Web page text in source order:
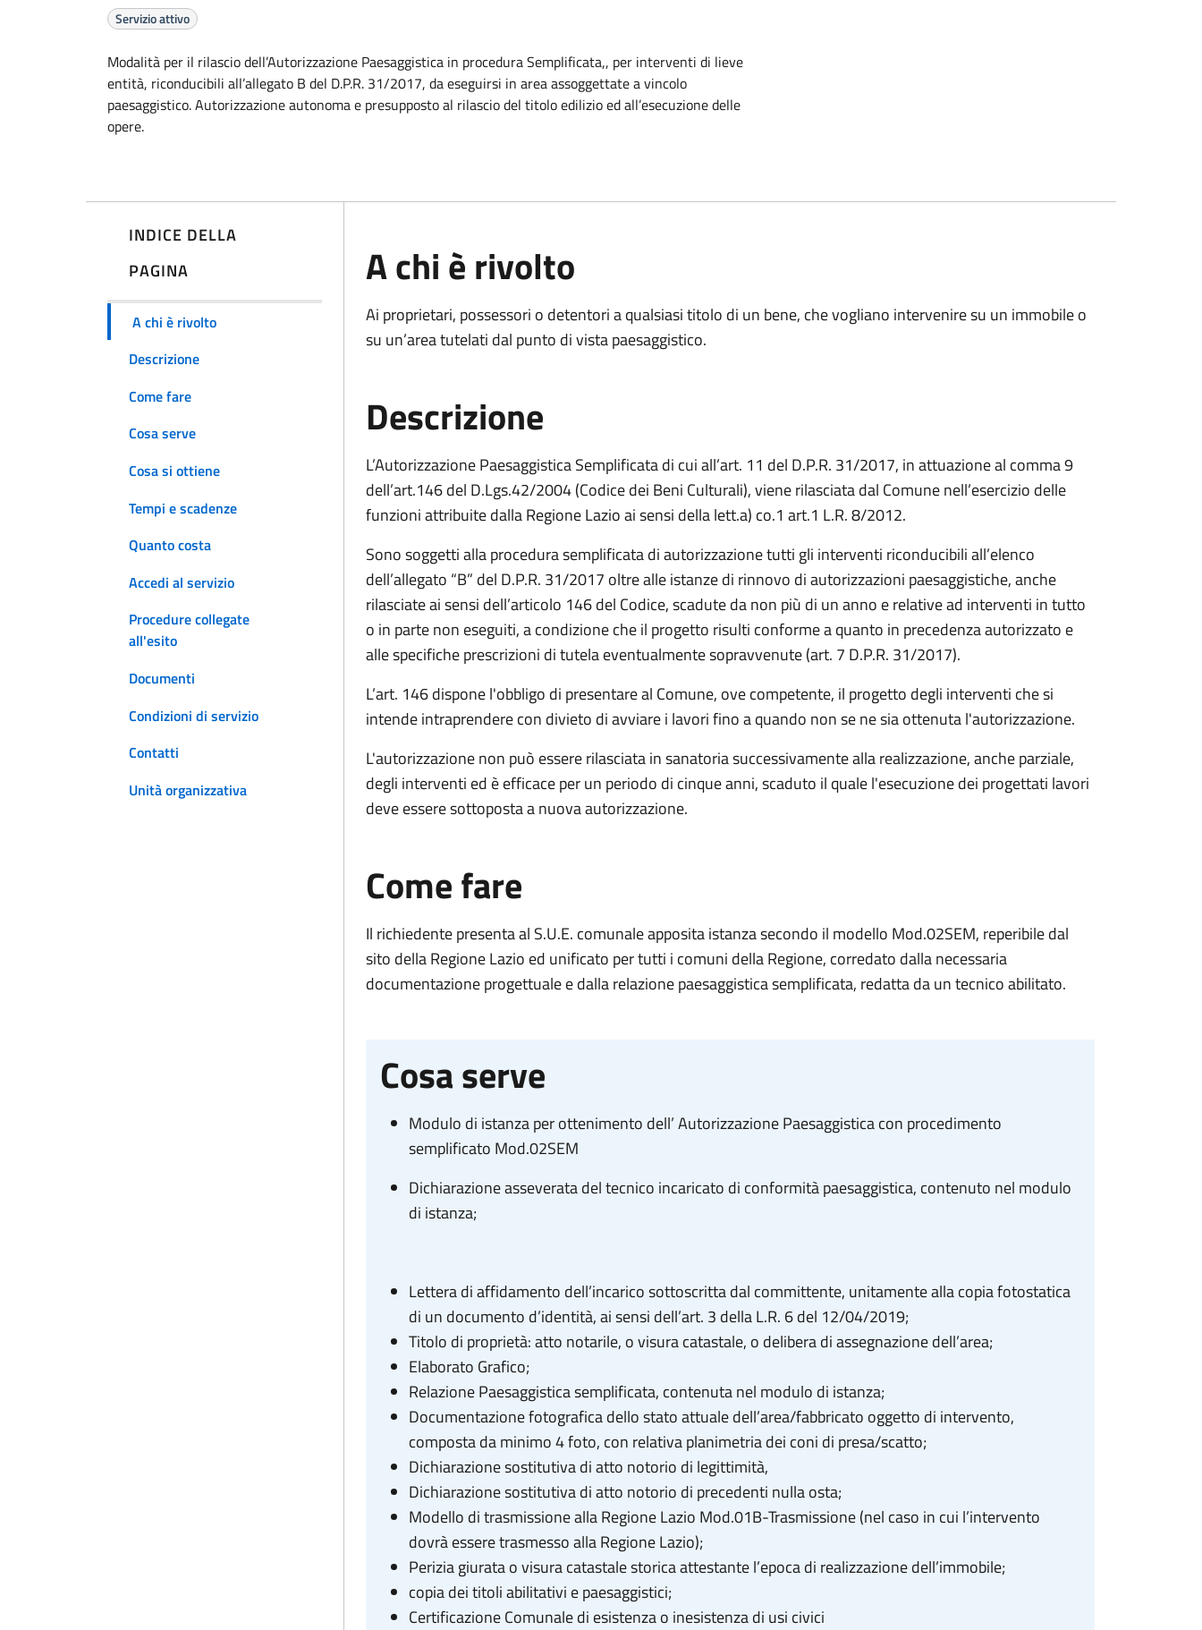
Servizio attivo
Modalità per il rilascio dell’Autorizzazione Paesaggistica in procedura Semplificata,, per interventi di lieve
entità, riconducibili all’allegato B del D.P.R. 31/2017, da eseguirsi in area assoggettate a vincolo
paesaggistico. Autorizzazione autonoma e presupposto al rilascio del titolo edilizio ed all’esecuzione delle
opere.
INDICE DELLA
PAGINA
A chi è rivolto
Descrizione
Come fare
Cosa serve
Cosa si ottiene
Tempi e scadenze
Quanto costa
Accedi al servizio
Procedure collegate
all'esito
Documenti
Condizioni di servizio
Contatti
Unità organizzativa
A chi è rivolto
Ai proprietari, possessori o detentori a qualsiasi titolo di un bene, che vogliano intervenire su un immobile o
su un’area tutelati dal punto di vista paesaggistico.
Descrizione
L’Autorizzazione Paesaggistica Semplificata di cui all’art. 11 del D.P.R. 31/2017, in attuazione al comma 9
dell’art.146 del D.Lgs.42/2004 (Codice dei Beni Culturali), viene rilasciata dal Comune nell’esercizio delle
funzioni attribuite dalla Regione Lazio ai sensi della lett.a) co.1 art.1 L.R. 8/2012.
Sono soggetti alla procedura semplificata di autorizzazione tutti gli interventi riconducibili all’elenco
dell’allegato “B” del D.P.R. 31/2017 oltre alle istanze di rinnovo di autorizzazioni paesaggistiche, anche
rilasciate ai sensi dell’articolo 146 del Codice, scadute da non più di un anno e relative ad interventi in tutto
o in parte non eseguiti, a condizione che il progetto risulti conforme a quanto in precedenza autorizzato e
alle specifiche prescrizioni di tutela eventualmente sopravvenute (art. 7 D.P.R. 31/2017).
L’art. 146 dispone l'obbligo di presentare al Comune, ove competente, il progetto degli interventi che si
intende intraprendere con divieto di avviare i lavori fino a quando non se ne sia ottenuta l'autorizzazione.
L'autorizzazione non può essere rilasciata in sanatoria successivamente alla realizzazione, anche parziale,
degli interventi ed è efficace per un periodo di cinque anni, scaduto il quale l'esecuzione dei progettati lavori
deve essere sottoposta a nuova autorizzazione.
Come fare
Il richiedente presenta al S.U.E. comunale apposita istanza secondo il modello Mod.02SEM, reperibile dal
sito della Regione Lazio ed unificato per tutti i comuni della Regione, corredato dalla necessaria
documentazione progettuale e dalla relazione paesaggistica semplificata, redatta da un tecnico abilitato.
Cosa serve
Modulo di istanza per ottenimento dell’ Autorizzazione Paesaggistica con procedimento
semplificato Mod.02SEM
Dichiarazione asseverata del tecnico incaricato di conformità paesaggistica, contenuto nel modulo
di istanza;
Lettera di affidamento dell’incarico sottoscritta dal committente, unitamente alla copia fotostatica
di un documento d’identità, ai sensi dell’art. 3 della L.R. 6 del 12/04/2019;
Titolo di proprietà: atto notarile, o visura catastale, o delibera di assegnazione dell’area;
Elaborato Grafico;
Relazione Paesaggistica semplificata, contenuta nel modulo di istanza;
Documentazione fotografica dello stato attuale dell’area/fabbricato oggetto di intervento,
composta da minimo 4 foto, con relativa planimetria dei coni di presa/scatto;
Dichiarazione sostitutiva di atto notorio di legittimità,
Dichiarazione sostitutiva di atto notorio di precedenti nulla osta;
Modello di trasmissione alla Regione Lazio Mod.01B-Trasmissione (nel caso in cui l’intervento
dovrà essere trasmesso alla Regione Lazio);
Perizia giurata o visura catastale storica attestante l’epoca di realizzazione dell’immobile;
copia dei titoli abilitativi e paesaggistici;
Certificazione Comunale di esistenza o inesistenza di usi civici